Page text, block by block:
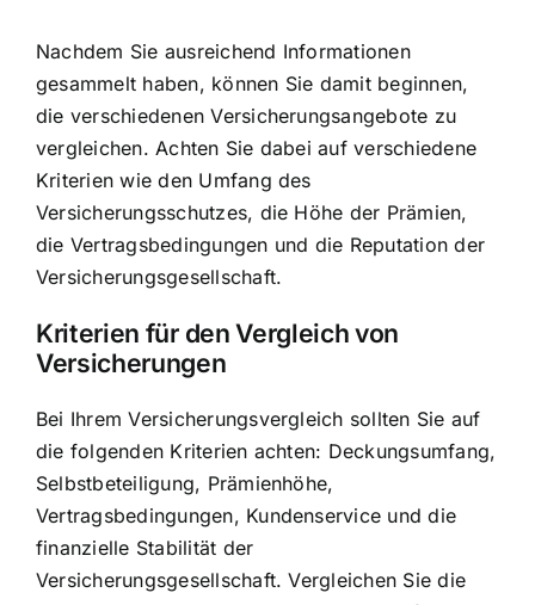
Nachdem Sie ausreichend Informationen
gesammelt haben, können Sie damit beginnen,
die verschiedenen Versicherungsangebote zu
vergleichen. Achten Sie dabei auf verschiedene
Kriterien wie den Umfang des
Versicherungsschutzes, die Höhe der Prämien,
die Vertragsbedingungen und die Reputation der
Versicherungsgesellschaft.
Kriterien für den Vergleich von
Versicherungen
Bei Ihrem Versicherungsvergleich sollten Sie auf
die folgenden Kriterien achten: Deckungsumfang,
Selbstbeteiligung, Prämienhöhe,
Vertragsbedingungen, Kundenservice und die
finanzielle Stabilität der
Versicherungsgesellschaft. Vergleichen Sie die